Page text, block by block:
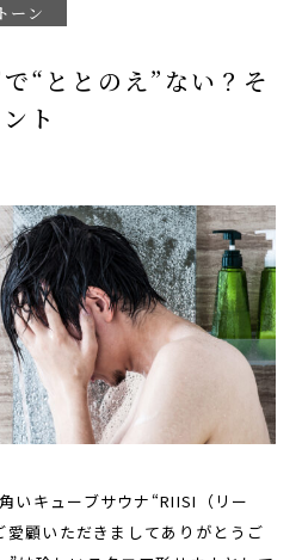
ーン
“ととのえ”ない？そ
ト
いキューブサウナ“RIISI（リー
愛顧いただきましてありがとうご